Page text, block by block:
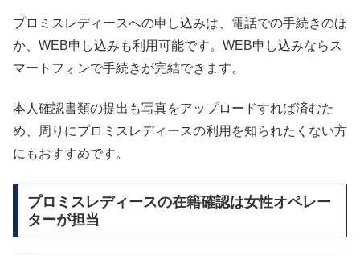
プロミスレディースへの申し込みは、電話での手続きのほ
か、WEB申し込みも利用可能です。WEB申し込みならス
マートフォンで手続きが完結できます。
本人確認書類の提出も写真をアップロードすれば済むた
め、周りにプロミスレディースの利用を知られたくない方
にもおすすめです。
プロミスレディースの在籍確認は女性オペレー
ターが担当